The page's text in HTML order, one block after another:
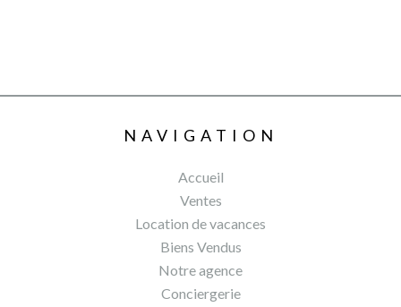
NAVIGATION
Accueil
Ventes
Location de vacances
Biens Vendus
Notre agence
Conciergerie